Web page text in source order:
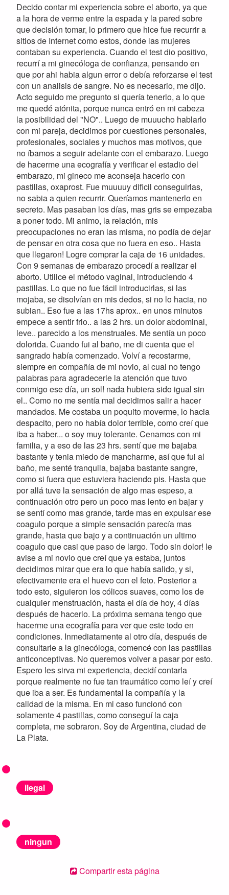
Decido contar mi experiencia sobre el aborto, ya que
a la hora de verme entre la espada y la pared sobre
que decisión tomar, lo primero que hice fue recurrir a
sitios de Internet como estos, donde las mujeres
contaban su experiencia. Cuando el test dio positivo,
recurrí a mi ginecóloga de confianza, pensando en
que por ahi habia algun error o debía reforzarse el test
con un analisis de sangre. No es necesario, me dijo.
Acto seguido me pregunto si quería tenerlo, a lo que
me quedé atónita, porque nunca entró en mi cabeza
la posibilidad del "NO".. Luego de muuucho hablarlo
con mi pareja, decidimos por cuestiones personales,
profesionales, sociales y muchos mas motivos, que
no íbamos a seguir adelante con el embarazo. Luego
de hacerme una ecografía y verificar el estadio del
embarazo, mi gineco me aconseja hacerlo con
pastillas, oxaprost. Fue muuuuy dificil conseguirlas,
no sabia a quien recurrir. Queríamos mantenerlo en
secreto. Mas pasaban los días, mas gris se empezaba
a poner todo. Mi animo, la relación, mis
preocupaciones no eran las misma, no podía de dejar
de pensar en otra cosa que no fuera en eso.. Hasta
que llegaron! Logre comprar la caja de 16 unidades.
Con 9 semanas de embarazo procedí a realizar el
aborto. Utilice el método vaginal, introduciendo 4
pastillas. Lo que no fue fácil introducirlas, si las
mojaba, se disolvían en mis dedos, si no lo hacia, no
subian.. Eso fue a las 17hs aprox.. en unos minutos
empece a sentir frio.. a las 2 hrs. un dolor abdominal,
leve.. parecido a los menstruales. Me sentía un poco
dolorida. Cuando fui al baño, me di cuenta que el
sangrado había comenzado. Volví a recostarme,
siempre en compañía de mi novio, al cual no tengo
palabras para agradecerle la atención que tuvo
conmigo ese día, un sol! nada hubiera sido igual sin
el.. Como no me sentía mal decidimos salir a hacer
mandados. Me costaba un poquito moverme, lo hacia
despacito, pero no había dolor terrible, como creí que
iba a haber... o soy muy tolerante. Cenamos con mi
familia, y a eso de las 23 hrs. sentí que me bajaba
bastante y tenia miedo de mancharme, así que fui al
baño, me senté tranquila, bajaba bastante sangre,
como si fuera que estuviera haciendo pis. Hasta que
por allá tuve la sensación de algo mas espeso, a
continuación otro pero un poco mas lento en bajar y
se sentí como mas grande, tarde mas en expulsar ese
coagulo porque a simple sensación parecía mas
grande, hasta que bajo y a continuación un ultimo
coagulo que casi que paso de largo. Todo sin dolor! le
avise a mi novio que creí que ya estaba, juntos
decidimos mirar que era lo que había salido, y si,
efectivamente era el huevo con el feto. Posterior a
todo esto, siguieron los cólicos suaves, como los de
cualquier menstruación, hasta el día de hoy, 4 días
después de hacerlo. La próxima semana tengo que
hacerme una ecografía para ver que este todo en
condiciones. Inmediatamente al otro día, después de
consultarle a la ginecóloga, comencé con las pastillas
anticonceptivas. No queremos volver a pasar por esto.
Espero les sirva mi experiencia, decidí contarla
porque realmente no fue tan traumático como leí y creí
que iba a ser. Es fundamental la compañía y la
calidad de la misma. En mi caso funcionó con
solamente 4 pastillas, como conseguí la caja
completa, me sobraron. Soy de Argentina, ciudad de
La Plata.
ilegal
ningun
Compartir esta página